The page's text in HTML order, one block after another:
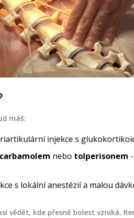
máš:
injekce s
nebo tolperisonem
s lokální anestézií a malou
vědět, kde přesně bolest vzniká.